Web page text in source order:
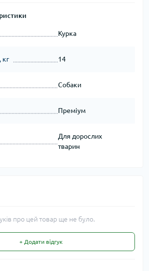
Курка
кг 14
Собаки
Преміум
Для дорослих
тварин
про цей товар ще не було.
+ Додати відгук